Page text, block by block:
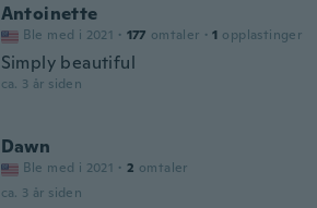
Antoinette
Ble med i 2021 · 177 omtaler · 1 opplastinger
Simply beautiful
ca. 3 år siden
Dawn
Ble med i 2021 · 2 omtaler
ca. 3 år siden